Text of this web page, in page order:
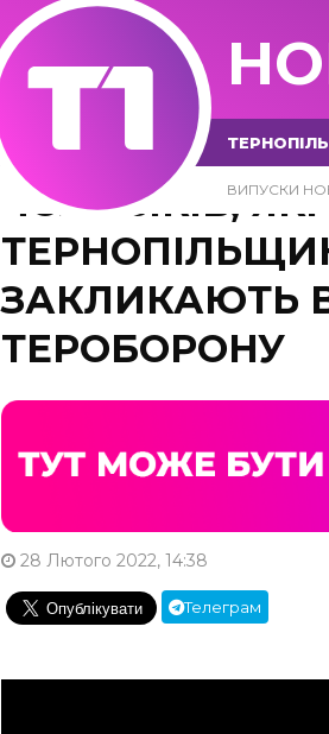
ТЕРНОПІЛЬ
ВИПУСКИ
ЧОЛОВІКІВ,
ЗАКЛИКАЮТЬ
ТЕРОБОРОНУ
28 Лютого 2022, 14:38
Телеграм